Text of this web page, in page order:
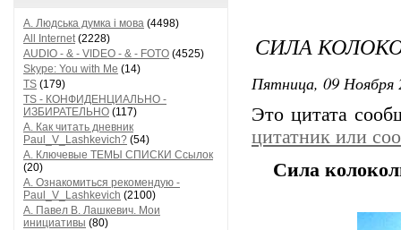
A. Людська думка і мова (4498)
All Internet(2228)
AUDIO - & - VIDEO - & - FOTO (4525)
Skype: You with Me (14)
TS (179)
TS - КОНФИДЕНЦИАЛЬНО -
ИЗБИРАТЕЛЬНО (117)
А. Как читать дневник
Paul_V_Lashkevich? (54)
А. Ключевые ТЕМЫ СПИСКИ Ссылок
(20)
А. Ознакомиться рекомендую -
Paul_V_Lashkevich (2100)
А. Павел В. Лашкевич. Мои
инициативы (80)
СИЛА
Пятница, 09 Ноября
Это цитата
цитатник или
Сила